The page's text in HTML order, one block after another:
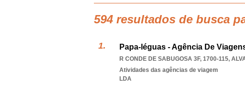
594 resultados de busca
Papa-léguas - Agência De
R CONDE DE SABUGOSA 3F, 1700-115,
Atividades das agências de viagem
LDA